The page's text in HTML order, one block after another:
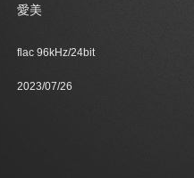
愛美
flac 96kHz/24bit
2023/07/26